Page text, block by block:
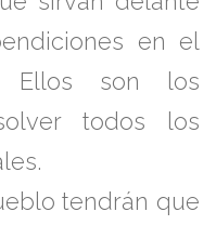
en el
Ellos son los
todos los
tendrán que